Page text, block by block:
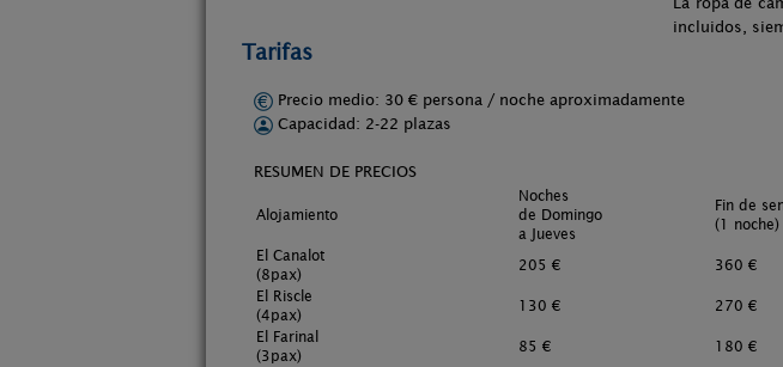
incluidos,
Tarifas
Precio medio: 30 € persona / noche aproximadamente
Capacidad: 2-22 plazas
RESUMEN DE PRECIOS
Alojamiento
Noches
de Domingo
a Jueves
Fin de
(1 noche)
El Canalot
(8pax)
205 € 360 €
El Riscle
(4pax)
130 € 270 €
El Farinal
(3pax)
85 € 180 €